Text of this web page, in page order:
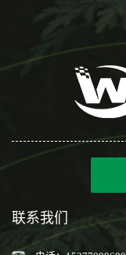
联系我们